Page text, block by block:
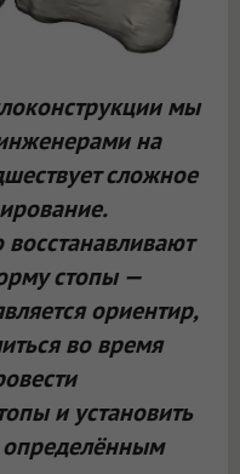
мы
на
сложное
стопы —
ориентир,
во время
и установить